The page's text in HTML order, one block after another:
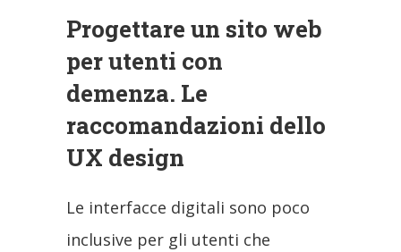
Progettare un sito web
per utenti con
demenza. Le
raccomandazioni dello
UX design
Le interfacce digitali sono poco
inclusive per gli utenti che